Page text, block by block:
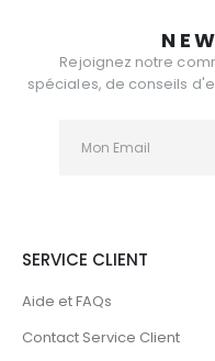
Rejoignez notre
spéciales, de conseils
SERVICE CLIENT
Aide et FAQs
Contact Service Client